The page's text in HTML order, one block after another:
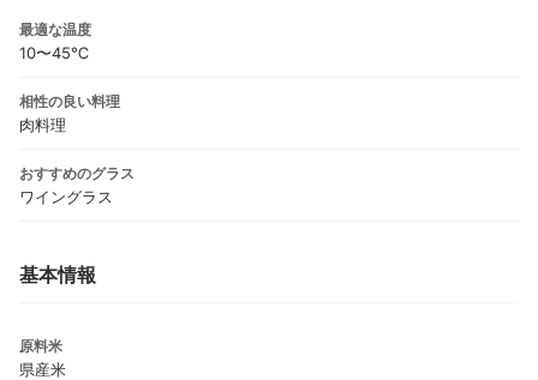
最適な温度
10〜45℃
相性の良い料理
肉料理
おすすめのグラス
ワイングラス
基本情報
原料米
県産米